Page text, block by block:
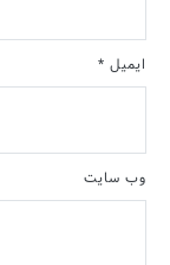
ایمیل *
وب‌ سایت